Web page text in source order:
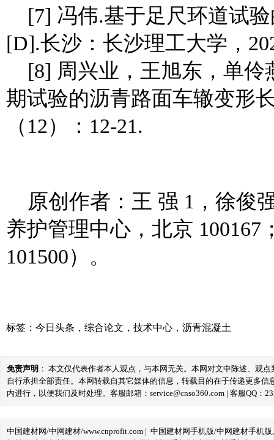
[7] 冯伟.基于足尺环道试
[D].长沙：长沙理工大学，
[8] 周兴业，王旭东，单伶
期试验的沥青路面车辙变形
（12）：12-21.
原创作者：王 强 1，徐俊
养护管理中心，北京
101500）。
标签： 今日头条 ， 综合论文 ， 技术中心 ， 沥青混凝土
免责声明 ： 本文仅代表作者本人观点，与本网无关。本网对文中陈述、观
自行承担全部责任。本网转载自其它媒体的信息，转载目的在于传递更多
内进行，以便我们及时处理。客服邮箱：service@cnso360.com | 客服QQ：
中国建材网/中网建材/www.cnprofit.com | 中国建材网手机版/中网建材手机版